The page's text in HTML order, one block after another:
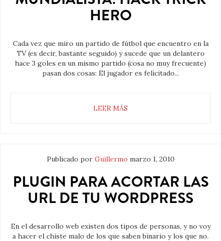
HERO
Cada vez que miro un partido de fútbol que encuentro en la
TV (es decir, bastante seguido) y sucede que un delantero
hace 3 goles en un mismo partido (cosa no muy frecuente)
pasan dos cosas: El jugador es felicitado...
LEER MÁS
Publicado por Guillermo marzo 1, 2010
PLUGIN PARA ACORTAR LAS
URL DE TU WORDPRESS
En el desarrollo web existen dos tipos de personas, y no voy
a hacer el chiste malo de los que saben binario y los que no.